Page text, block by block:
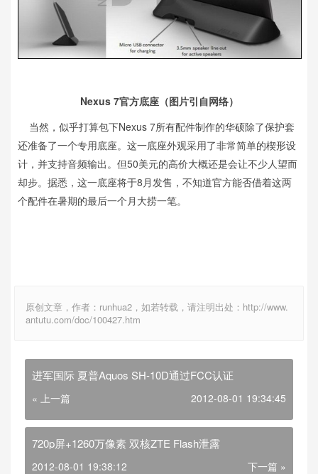
Nexus 7官方底座（图片引自网络）
当然，似乎打算包下Nexus 7所有配件制作的华硕除了保护套
还准备了一个专用底座。这一底座外观采用了非常简单的楔形设
计，并支持音频输出。但50美元的高价大概还是会让不少人望而
却步。据悉，这一底座将于8月发售，不知道官方能否借着这两
个配件在暑期的最后一个月大捞一笔。
原创文章，作者：runhua2，如若转载，请注明出处：http://www.
antutu.com/doc/100427.htm
进军国际 夏普Aquos SH-10D通过FCC认证
« 上一篇 2012-08-01 19:34:45
720p屏+1260万像素 双核ZTE Flash泄露
2012-08-01 19:38:12 下一篇 »